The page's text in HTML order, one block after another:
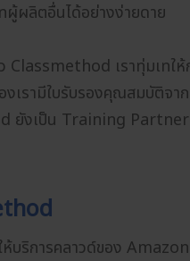
ผลิตอื่นได้อย่างง่ายดาย
Classmethod เราทุ่มเทใ
เรามีใบรับรองคุณสมบัติจ
งเป็น Training Partner
ริการคลาวด์ของ Amazon